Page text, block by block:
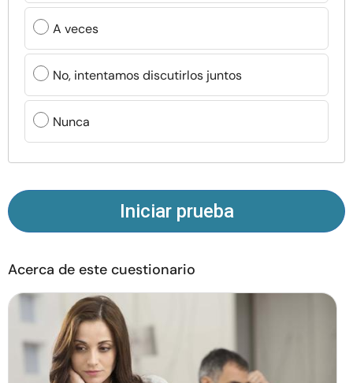
Recursos
Comunidad
Encuentra un terapeuta
Idioma
Sobre nosotros Escríbenos
© Copyright 2026. Todos los derechos reservados.
A veces
No, intentamos discutirlos juntos
Nunca
Iniciar prueba
Acerca de este cuestionario